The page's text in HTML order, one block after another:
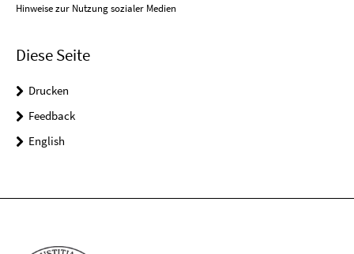
Hinweise zur Nutzung sozialer Medien
Diese Seite
Drucken
Feedback
English